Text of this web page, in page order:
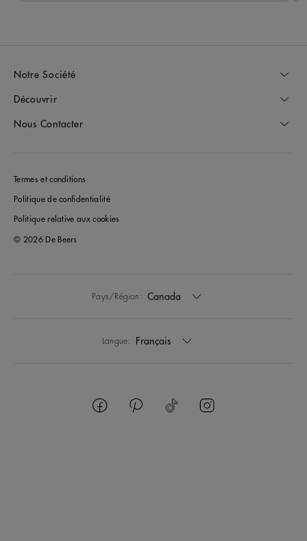
Notre Société
Découvrir
Nous Contacter
Termes et conditions
Politique de confidentialité
Politique relative aux cookies
© 2026 De Beers
Pays/Région: Canada
Langue: Français